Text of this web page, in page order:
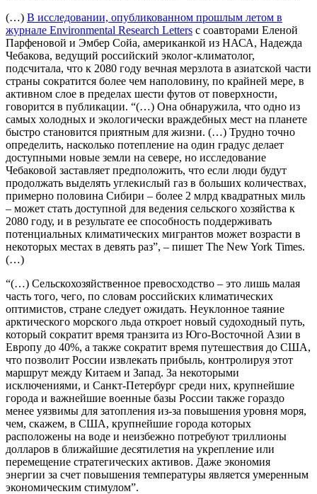
(…) В исследовании, опубликованном прошлым летом в
журнале Environmental Research Letters с соавторами Еленой
Парфеновой и Эмбер Сойа, американкой из НАСА, Надежда
Чебакова, ведущий российский эколог-климатолог,
подсчитала, что к 2080 году вечная мерзлота в азиатской части
страны сократится более чем наполовину, по крайней мере, в
активном слое в пределах шести футов от поверхности,
говорится в публикации. “(…) Она обнаружила, что одно из
самых холодных и экологически враждебных мест на планете
быстро становится приятным для жизни. (…) Трудно точно
определить, насколько потепление на один градус делает
доступными новые земли на севере, но исследование
Чебаковой заставляет предположить, что если люди будут
продолжать выделять углекислый газ в больших количествах,
примерно половина Сибири – более 2 млрд квадратных миль
– может стать доступной для ведения сельского хозяйства к
2080 году, и в результате ее способность поддерживать
потенциальных климатических мигрантов может возрасти в
некоторых местах в девять раз”, – пишет The New York Times.
(…)
“(…) Сельскохозяйственное превосходство – это лишь малая
часть того, чего, по словам российских климатических
оптимистов, стране следует ожидать. Неуклонное таяние
арктического морского льда откроет новый судоходный путь,
который сократит время транзита из Юго-Восточной Азии в
Европу до 40%, а также сократит время путешествия до США,
что позволит России извлекать прибыль, контролируя этот
маршрут между Китаем и Запад. За некоторыми
исключениями, и Санкт-Петербург среди них, крупнейшие
города и важнейшие военные базы России также гораздо
менее уязвимы для затопления из-за повышения уровня моря,
чем, скажем, в США, крупнейшие города которых
расположены на воде и неизбежно потребуют триллионы
долларов в ближайшие десятилетия на укрепление или
перемещение стратегических активов. Даже экономия
энергии за счет повышения температуры является умеренным
экономическим стимулом”.